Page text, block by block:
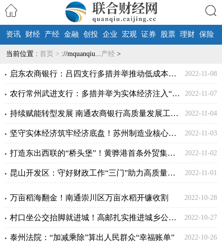
搜索
资讯 财经 产经 金融 创投 企业 宏观 证券 股票 理财 保险
当前位置 : 首页 > ://mquanqiu...产经 >
启东农商银行：吕四支行多措并举推动低成本存款稳步增长 2022-11-08
农行常州武进支行：多措并举为实体经济注入“金融活水” 2022-11-07
持续赋能转型发展 南通农商银行高质量发展工作综述 2022-11-04
坚守实体经济筑牢经济底盘！苏州制造业核心竞争力再跃升 2022-11-03
打造东出西联的“桥头堡”！黄骅港首条外贸集装箱航线启动 2022-11-02
昆山开发区：守好财政工作“三门”助力高质量发展 2022-11-01
万亩稻海翻金！南通崇川区万亩水稻开镰收割 2022-10-28
村口坐公交抬脚就进城！高邮扎实推进城乡公交一体化建设 2022-10-27
泰州法院：“加减乘除”算出人民群众“幸福账单” 2022-10-26